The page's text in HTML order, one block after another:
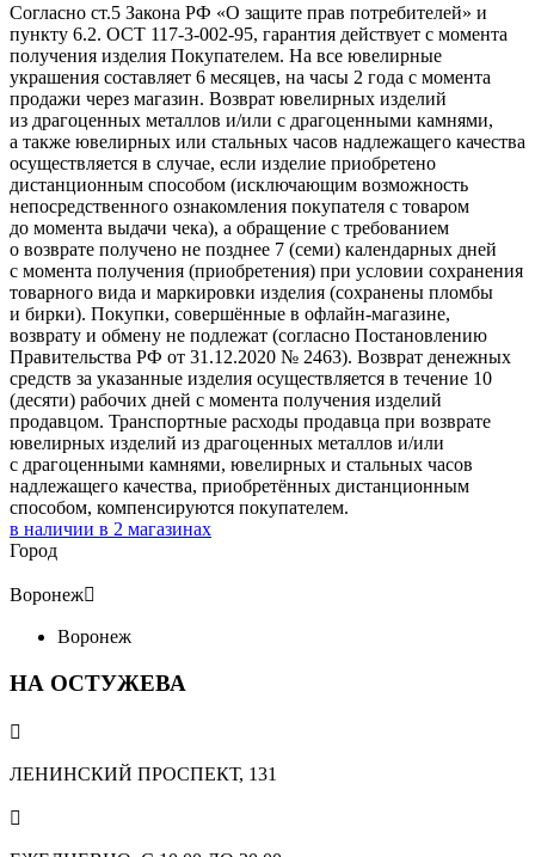
Согласно ст.5 Закона РФ «О защите прав потребителей» и
пункту 6.2. ОСТ 117-3-002-95, гарантия действует с момента
получения изделия Покупателем. На все ювелирные
украшения составляет 6 месяцев, на часы 2 года с момента
продажи через магазин. Возврат ювелирных изделий
из драгоценных металлов и/или с драгоценными камнями,
а также ювелирных или стальных часов надлежащего качества
осуществляется в случае, если изделие приобретено
дистанционным способом (исключающим возможность
непосредственного ознакомления покупателя с товаром
до момента выдачи чека), а обращение с требованием
о возврате получено не позднее 7 (семи) календарных дней
с момента получения (приобретения) при условии сохранения
товарного вида и маркировки изделия (сохранены пломбы
и бирки). Покупки, совершённые в офлайн-магазине,
возврату и обмену не подлежат (согласно Постановлению
Правительства РФ от 31.12.2020 № 2463). Возврат денежных
средств за указанные изделия осуществляется в течение 10
(десяти) рабочих дней с момента получения изделий
продавцом. Транспортные расходы продавца при возврате
ювелирных изделий из драгоценных металлов и/или
с драгоценными камнями, ювелирных и стальных часов
надлежащего качества, приобретённых дистанционным
способом, компенсируются покупателем.
в наличии в 2 магазинах
Город
Воронеж
Воронеж
НА ОСТУЖЕВА

ЛЕНИНСКИЙ ПРОСПЕКТ, 131
